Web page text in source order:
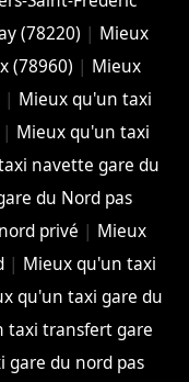
(78220) | Mieux
(78960) | Mieux
| Mieux qu'un taxi
Mieux qu'un taxi
navette gare du
du Nord pas
privé | Mieux
| Mieux qu'un taxi
qu'un taxi gare du
taxi transfert gare
gare du nord pas